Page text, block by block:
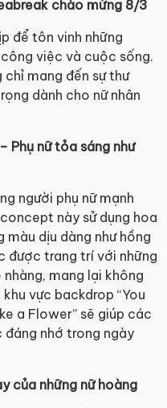
chào mừng 8/3
để tôn vinh những
việc và cuộc sống.
mang đến sự thư
dành cho nữ nhân
Phụ nữ tỏa sáng như
người phụ nữ mạnh
này sử dụng hoa
dịu dàng như hồng
được trang trí với những
nhàng, mang lại không
vực backdrop “You
a Flower” sẽ giúp các
đáng nhớ trong ngày
của những nữ hoàng